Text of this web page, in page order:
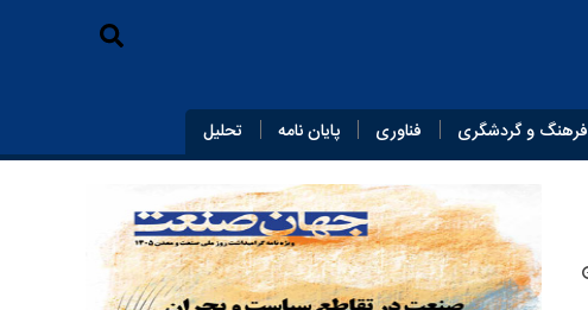
فرهنگ و گردشگری فناوری پایان‌ نامه تحلیل